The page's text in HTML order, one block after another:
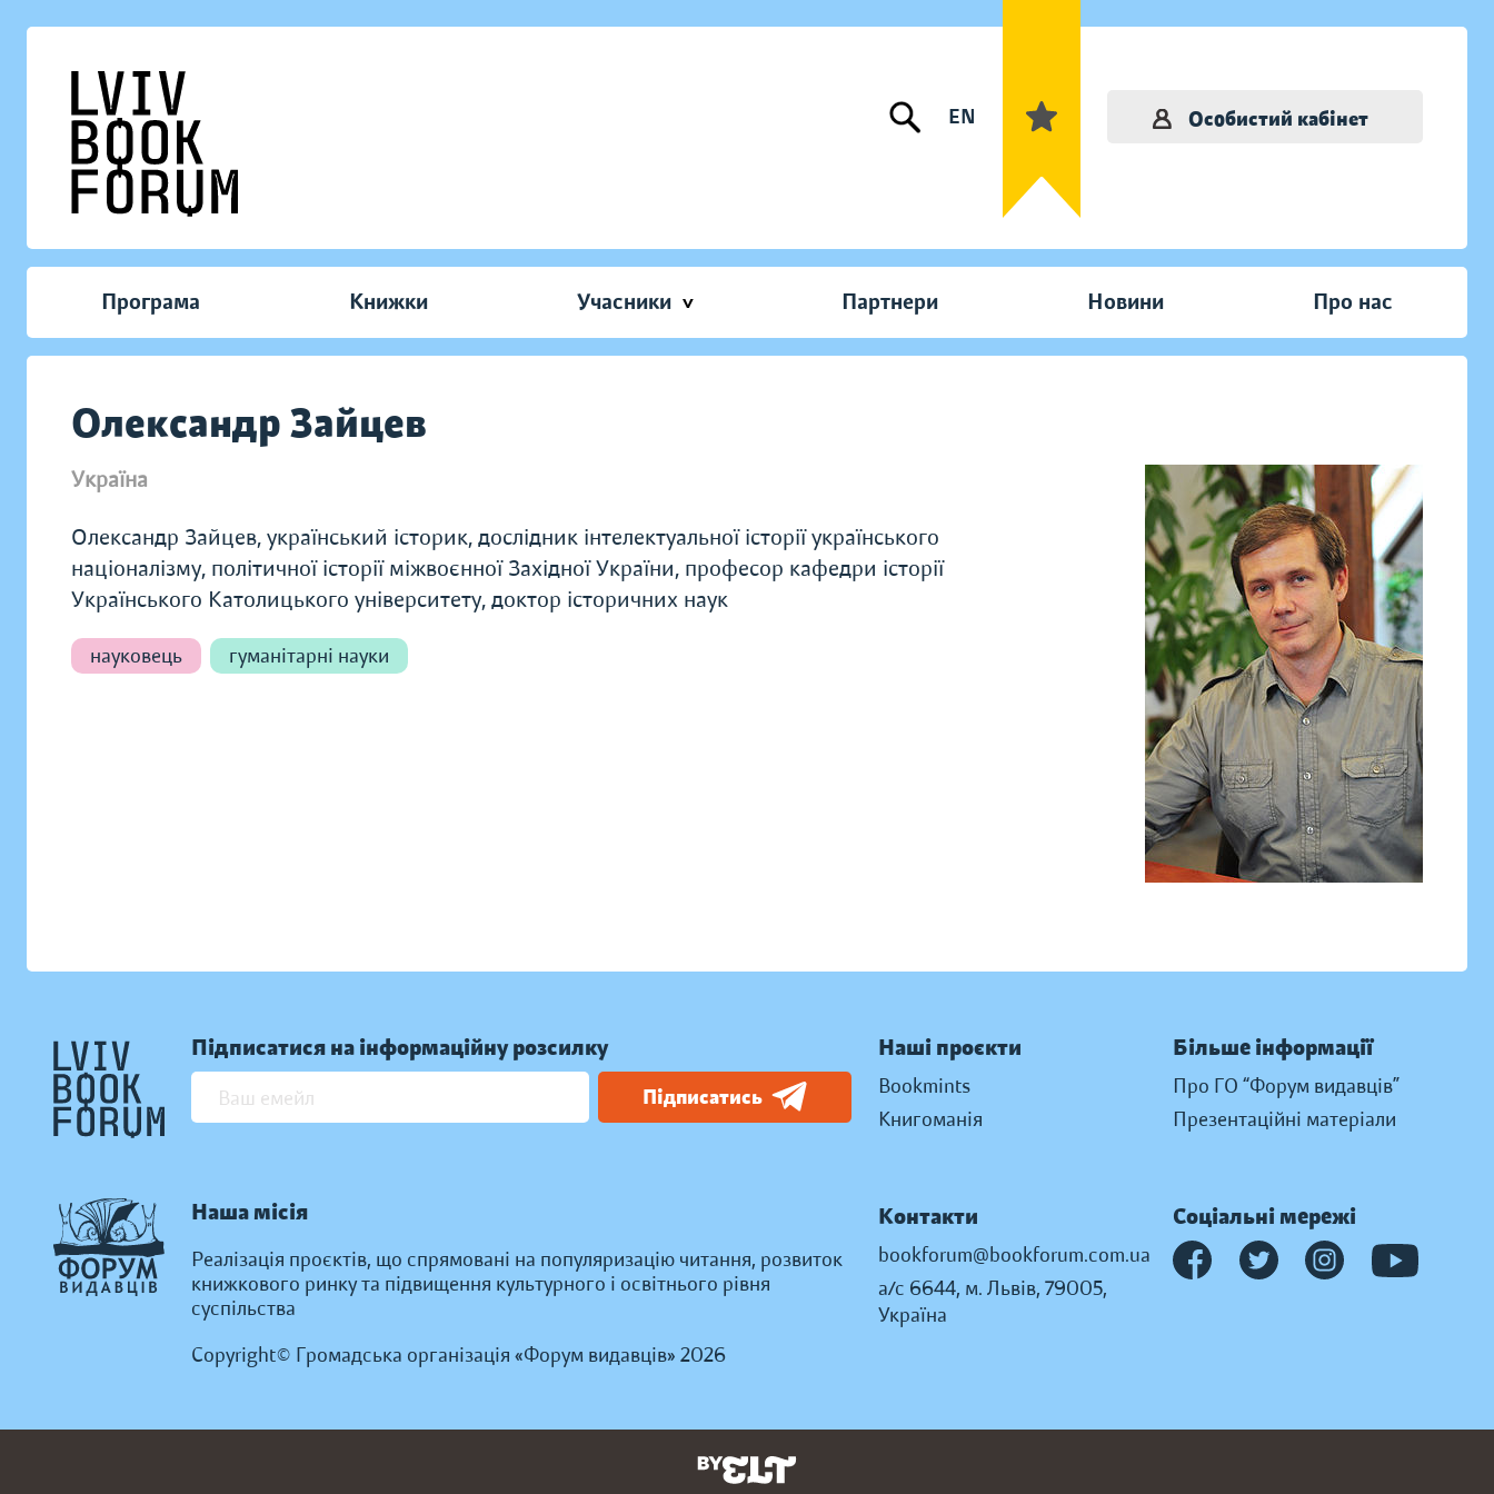
EN Особистий кабінет
Програма Книжки Учасники Партнери Новини Про нас
Олександр Зайцев
Україна
Олександр Зайцев, український історик, дослідник інтелектуальної історії українського
націоналізму, політичної історії міжвоєнної Західної України, професор кафедри історії
Українського Католицького університету, доктор історичних наук
науковець гуманітарні науки
Підписатися на інформаційну розсилку
Підписатись
Наша місія
Реалізація проєктів, що спрямовані на популяризацію читання, розвиток
книжкового ринку та підвищення культурного і освітнього рівня
суспільства
Copyright© Громадська організація «Форум видавців» 2026
Наші проєкти
Bookmints
Книгоманія
Більше інформації
Про ГО “Форум видавців”
Презентаційні матеріали
Контакти
bookforum@bookforum.com.ua
а/с 6644, м. Львів, 79005,
Україна
Соціальні мережі